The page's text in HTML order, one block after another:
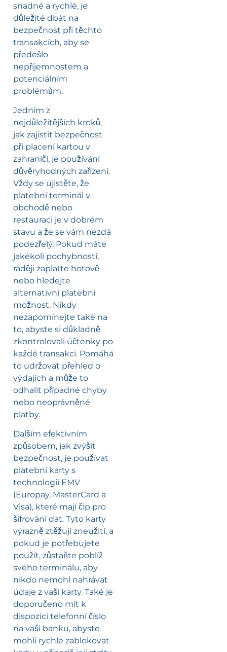
snadné a rychlé, je
důležité dbát na
bezpečnost při těchto
transakcích, aby se
předešlo
nepříjemnostem a
potenciálním
problémům.
Jedním z
nejdůležitějších kroků,
jak zajistit bezpečnost
při placení kartou v
zahraničí, je používání
důvěryhodných zařízení.
Vždy se ujistěte, že
platební terminál v
obchodě nebo
restauraci je v dobrém
stavu a že se vám nezdá
podezřelý. Pokud máte
jakékoli pochybnosti,
raději zaplaťte hotově
nebo hledejte
alternativní platební
možnost. Nikdy
nezapomínejte také na
to, abyste si důkladně
zkontrolovali účtenky po
každé transakci. Pomáhá
to udržovat přehled o
výdajích a může to
odhalit případné chyby
nebo neoprávněné
platby.
Dalším efektivním
způsobem, jak zvýšit
bezpečnost, je používat
platební karty s
technologií EMV
(Europay, MasterCard a
Visa), které mají čip pro
šifrování dat. Tyto karty
výrazně ztěžují zneužití, a
pokud je potřebujete
použít, zůstaňte poblíž
svého terminálu, aby
nikdo nemohl nahrávat
údaje z vaší karty. Také je
doporučeno mít k
dispozici telefonní číslo
na vaši banku, abyste
mohli rychle zablokovat